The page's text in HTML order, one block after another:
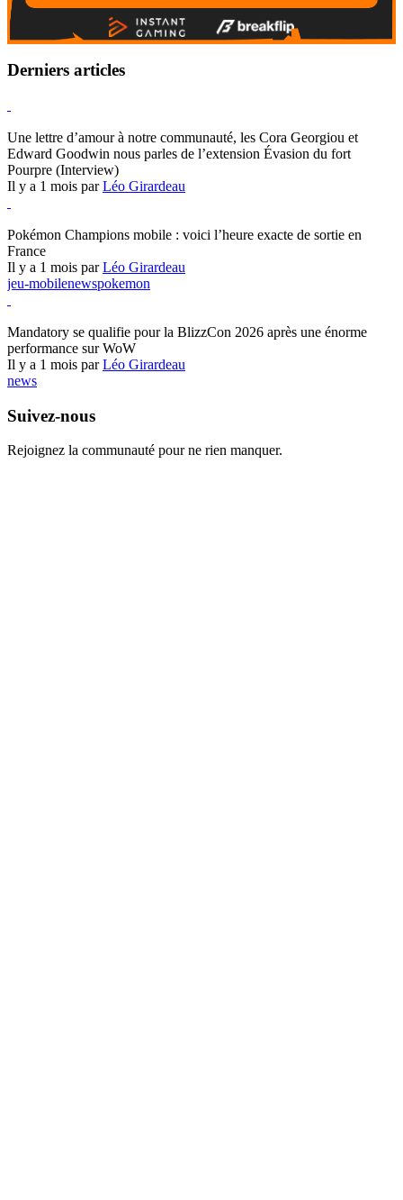
Derniers articles
Une lettre d’amour à notre communauté, les Cora Georgiou et
Edward Goodwin nous parles de l’extension Évasion du fort
Pourpre (Interview)
Il y a 1 mois parLéo Girardeau
Pokémon Champions mobile : voici l’heure exacte de sortie en
France
Il y a 1 mois parLéo Girardeau
jeu-mobilenewspokemon
Mandatory se qualifie pour la BlizzCon 2026 après une énorme
performance sur WoW
Il y a 1 mois parLéo Girardeau
news
Suivez-nous
Rejoignez la communauté pour ne rien manquer.